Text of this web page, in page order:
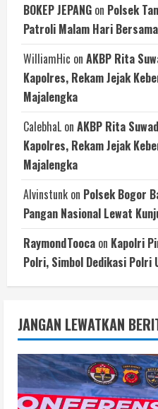
BOKEP JEPANG on Polsek
Patroli Malam Hari
WilliamHic on AKBP Rita
Kapolres, Rekam Jejak
Majalengka
CalebhaL on AKBP Rita
Kapolres, Rekam Jejak
Majalengka
Alvinstunk on Polsek Bogor
Pangan Nasional Lewat
RaymondTooca on Kapolri
Polri, Simbol Dedikasi Polri
JANGAN LEWATKAN